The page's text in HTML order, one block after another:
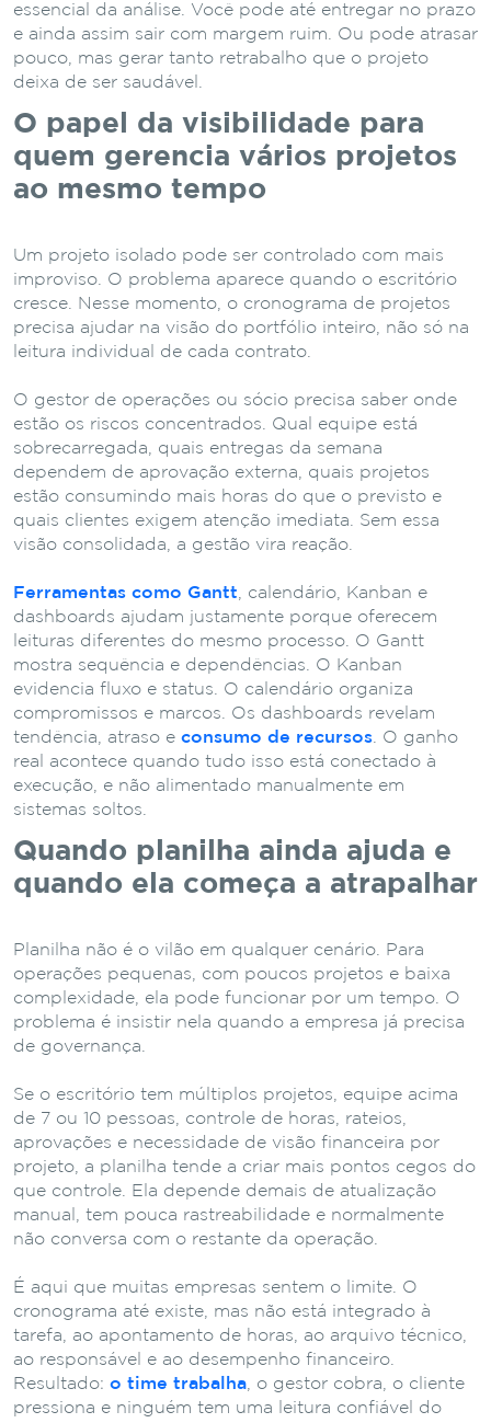
essencial da análise. Você pode até entregar no prazo
e ainda assim sair com margem ruim. Ou pode atrasar
pouco, mas gerar tanto retrabalho que o projeto
deixa de ser saudável.
O papel da visibilidade para
quem gerencia vários projetos
ao mesmo tempo
Um projeto isolado pode ser controlado com mais
improviso. O problema aparece quando o escritório
cresce. Nesse momento, o cronograma de projetos
precisa ajudar na visão do portfólio inteiro, não só na
leitura individual de cada contrato.
O gestor de operações ou sócio precisa saber onde
estão os riscos concentrados. Qual equipe está
sobrecarregada, quais entregas da semana
dependem de aprovação externa, quais projetos
estão consumindo mais horas do que o previsto e
quais clientes exigem atenção imediata. Sem essa
visão consolidada, a gestão vira reação.
Ferramentas como Gantt , calendário, Kanban e
dashboards ajudam justamente porque oferecem
leituras diferentes do mesmo processo. O Gantt
mostra sequência e dependências. O Kanban
evidencia fluxo e status. O calendário organiza
compromissos e marcos. Os dashboards revelam
tendência, atraso e consumo de recursos . O ganho
real acontece quando tudo isso está conectado à
execução, e não alimentado manualmente em
sistemas soltos.
Quando planilha ainda ajuda e
quando ela começa a atrapalhar
Planilha não é o vilão em qualquer cenário. Para
operações pequenas, com poucos projetos e baixa
complexidade, ela pode funcionar por um tempo. O
problema é insistir nela quando a empresa já precisa
de governança.
Se o escritório tem múltiplos projetos, equipe acima
de 7 ou 10 pessoas, controle de horas, rateios,
aprovações e necessidade de visão financeira por
projeto, a planilha tende a criar mais pontos cegos do
que controle. Ela depende demais de atualização
manual, tem pouca rastreabilidade e normalmente
não conversa com o restante da operação.
É aqui que muitas empresas sentem o limite. O
cronograma até existe, mas não está integrado à
tarefa, ao apontamento de horas, ao arquivo técnico,
ao responsável e ao desempenho financeiro.
Resultado: o time trabalha , o gestor cobra, o cliente
pressiona e ninguém tem uma leitura confiável do